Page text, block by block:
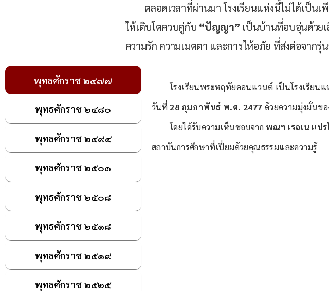
ตลอดเวลาที่ผ่านมา โรงเรียนแห่งนี้ไม่ได้เป็น
ให้เติบโตควบคู่กับ “ปัญญา” เป็นบ้านที่อบอุ่นด้วยเ
ความรัก ความเมตตา และการให้อภัย ที่ส่งต่อจากรุ่
พุทธศักราช ๒๔๗๗
พุทธศักราช ๒๔๘๐
พุทธศักราช ๒๔๙๔
พุทธศักราช ๒๕๐๑
พุทธศักราช ๒๕๐๘
พุทธศักราช ๒๕๑๘
พุทธศักราช ๒๕๑๙
พุทธศักราช ๒๕๒๕
โรงเรียนพระหฤทัยคอนแวนต์ เป็นโรงเรียนแ
วันที่ 28 กุมภาพันธ์ พ.ศ. 2477 ด้วยความมุ่งมั่นข
โดยได้รับความเห็นชอบจาก พณฯ เรอเน แป
สถาบันการศึกษาที่เปี่ยมด้วยคุณธรรมและความรู้